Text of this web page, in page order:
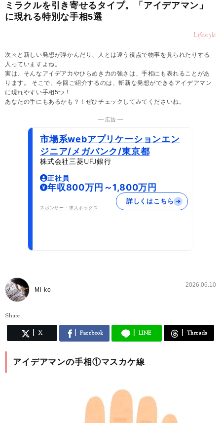
ミラクルを引き寄せるタイプ。「アイデアマン」
に現れる特別な手相5選
Lifestyle
次々と新しい発想が浮かんだり、人とは違う視点で物事を見られたりする
人っていますよね。
実は、そんなアイデア力やひらめき力の強さは、手相にも表れることがあ
ります。 そこで、今回ご紹介するのは、斬新な発想ができるアイデアマン
に現れやすい手相5つ！
あなたの手にもあるかも？！ぜひチェックしてみてくださいね。
― 広告 ―
市場系webアプリケーションエン
ジニア/メガバンク/東京都
株式会社三菱UFJ銀行
正社員
年収800万円～1,800万円
スポンサー：求人ボックス
詳しくはこちら
Mi-ko
2026.06.10
Share
X Facebook LINE Threads
アイデアマンの手相①マスカケ線